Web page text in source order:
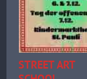
STREET ART